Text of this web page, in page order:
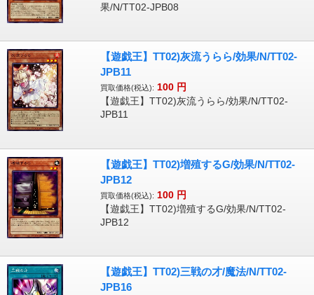
果/N/TT02-JPB08
【遊戯王】TT02)灰流うらら/効果/N/TT02-
JPB11
買取価格(税込): 100 円
【遊戯王】TT02)灰流うらら/効果/N/TT02-
JPB11
【遊戯王】TT02)増殖するG/効果/N/TT02-
JPB12
買取価格(税込): 100 円
【遊戯王】TT02)増殖するG/効果/N/TT02-
JPB12
【遊戯王】TT02)三戦の才/魔法/N/TT02-
JPB16